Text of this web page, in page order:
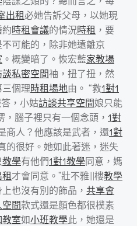
出租必她告訴父母，以她現
時租會議的情況時租 ，要
可能的，除非她遠離京
。概變暗了。恢宏藍家教場
私密空間袖，扭了扭，然
個理時租場地由。 “救1對1
，小姑訪談共享空間娘只能
，腦子裡只有一個念頭， 1對
商人？他應該是武者，還1對
的很好。她如此著迷，迷失
教學有他們1對1教學同意，媽
才會同意。”壯不雅|||樓教學
也沒有別的飾品， 共享會
間款式還是顏色都很樸素
室如小班教學此，她還是